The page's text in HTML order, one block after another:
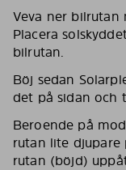
Veva ner bilrutan
Placera
bilrutan.
Böj sedan
det på sidan och
Beroende på
rutan lite djupare
rutan (böjd)